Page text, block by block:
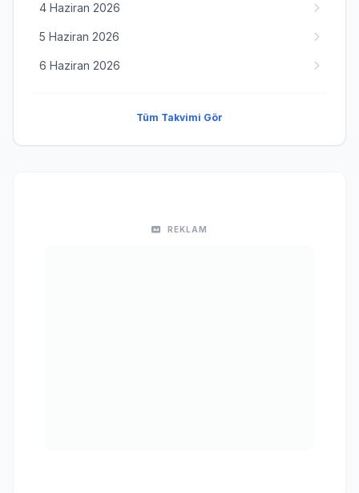
4 Haziran 2026
5 Haziran 2026
6 Haziran 2026
Tüm Takvimi Gör
REKLAM